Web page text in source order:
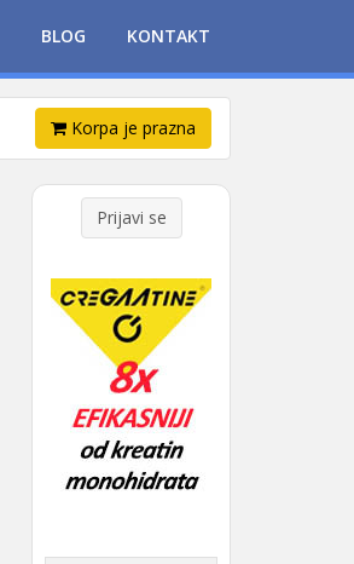
BLOG KONTAKT
Korpa je prazna
Prijavi se